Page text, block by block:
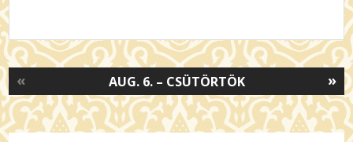
»
AUG. 6. – CSÜTÖRTÖK
«